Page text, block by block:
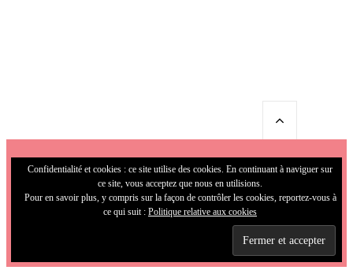
© 2009-2026 MamaFunky. All Rights
Confidentialité et cookies : ce site utilise des cookies. En continuant à naviguer sur
ce site, vous acceptez que nous en utilisions.
Pour en savoir plus, y compris sur la façon de contrôler les cookies, reportez-vous à
ce qui suit : Politique relative aux cookies